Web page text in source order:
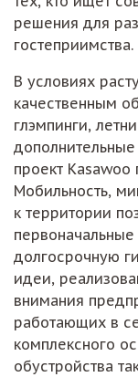
решения для
гостеприимства.
В условиях
качественным
глэмпинги,
проект
Мобильность,
к территории
долгосрочную
идеи,
внимания
работающих в
комплексного
обустройства